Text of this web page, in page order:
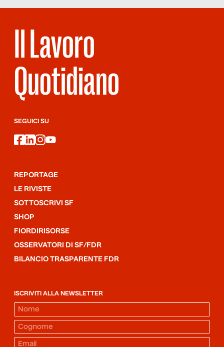
Il Lavoro
Quotidiano
SEGUICI SU
facebook
linkedin
instagram
youtube
REPORTAGE
LE RIVISTE
SOTTOSCRIVI SF
SHOP
FIORDIRISORSE
OSSERVATORI DI SF/FDR
BILANCIO TRASPARENTE FDR
ISCRIVITI ALLA NEWSLETTER